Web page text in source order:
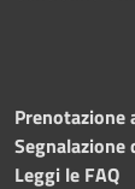
Prenotazione
Segnalazione
Leggi le FAQ